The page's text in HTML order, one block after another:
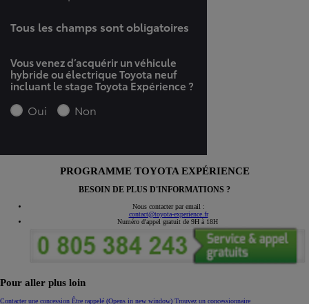
PROGRAMME TOYOTA EXPÉRIENCE
BESOIN DE PLUS D'INFORMATIONS ?
Nous contacter par email :
contact@toyota-experience.fr
Numéro d'appel gratuit de 9H à 18H
Pour aller plus loin
Contacter une concession Être rappelé (Opens in new window) Trouvez un concessionnaire